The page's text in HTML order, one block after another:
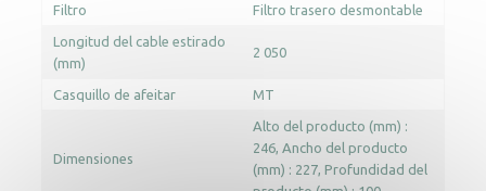
Filtro Filtro trasero desmontable
Longitud del cable estirado
(mm)
2 050
Casquillo de afeitar MT
Dimensiones
Alto del producto (mm) :
246 Ancho del producto
(mm) : 227 Profundidad del